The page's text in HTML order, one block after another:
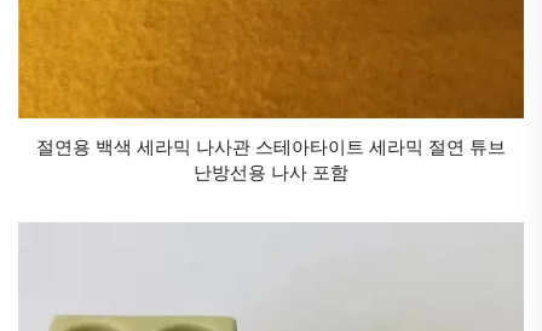
절연용 백색 세라믹 나사관 스테아타이트 세라믹 절연 튜브
난방선용 나사 포함